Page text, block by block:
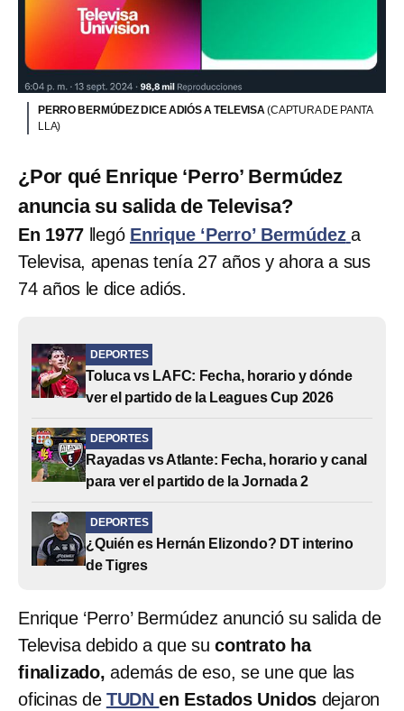
PERRO BERMÚDEZ DICE ADIÓS A TELEVISA(CAPTURA DE PANTA
LLA)
¿Por qué Enrique ‘Perro’ Bermúdez
anuncia su salida de Televisa?
En 1977 llegó Enrique ‘Perro’ Bermúdez a
Televisa, apenas tenía 27 años y ahora a sus
74 años le dice adiós.
DEPORTES
Toluca vs LAFC: Fecha, horario y dónde
ver el partido de la Leagues Cup 2026
DEPORTES
Rayadas vs Atlante: Fecha, horario y canal
para ver el partido de la Jornada 2
DEPORTES
¿Quién es Hernán Elizondo? DT interino
de Tigres
Enrique ‘Perro’ Bermúdez anunció su salida de
Televisa debido a que sucontrato ha
finalizado, además de eso, se une que las
oficinas de TUDNen Estados Unidos dejaron